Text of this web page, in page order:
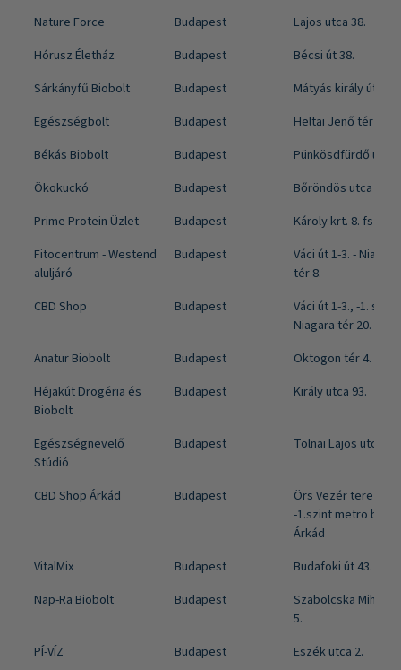
Nature Force Budapest
Lajos utca 38.
Hórusz Életház
Budapest
Bécsi út 38.
Sárkányfű Biobolt
Budapest
Mátyás király út 16.
Egészségbolt
Budapest
Heltai Jenő tér 1.
Békás Biobolt
Budapest
Pünkösdfürdő utca
Ökokuckó
Budapest
Bőröndös utca 3.
Prime Protein Üzlet
Budapest
Károly krt. 8. fsz. 5.
Fitocentrum - Westend
aluljáró
Budapest
Váci út 1-3. - Niagara
tér 8.
CBD Shop
Budapest
Váci út 1-3., -1. szint
Niagara tér 20.
Anatur Biobolt
Budapest
Oktogon tér 4.
Héjakút Drogéria és
Biobolt
Budapest Király utca 93.
Egészségnevelő
Stúdió
Budapest Tolnai Lajos utca 16.
CBD Shop Árkád Budapest
Örs Vezér tere 25/A
-1.szint metro
Árkád
VitalMix
Budapest
Budafoki út 43.
Nap-Ra Biobolt
Budapest
Szabolcska Mihály
5.
PÍ-VÍZ
Budapest Eszék utca 2.